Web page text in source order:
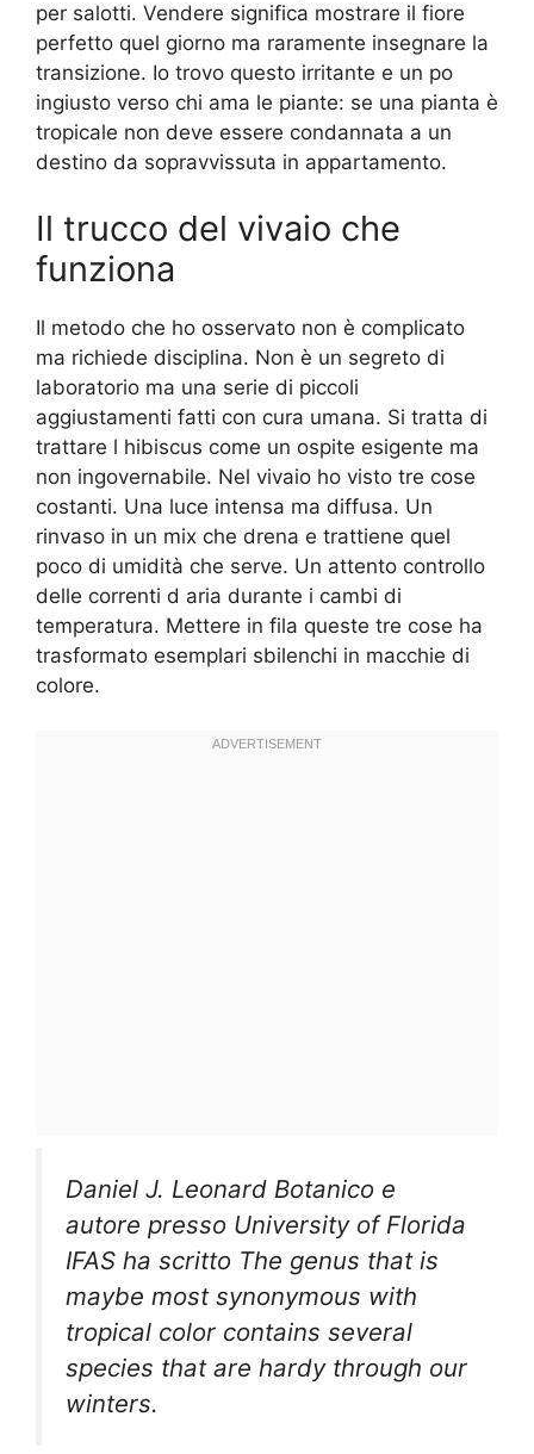
per salotti. Vendere significa mostrare il fiore
perfetto quel giorno ma raramente insegnare la
transizione. Io trovo questo irritante e un po
ingiusto verso chi ama le piante: se una pianta è
tropicale non deve essere condannata a un
destino da sopravvissuta in appartamento.
Il trucco del vivaio che
funziona
Il metodo che ho osservato non è complicato
ma richiede disciplina. Non è un segreto di
laboratorio ma una serie di piccoli
aggiustamenti fatti con cura umana. Si tratta di
trattare l hibiscus come un ospite esigente ma
non ingovernabile. Nel vivaio ho visto tre cose
costanti. Una luce intensa ma diffusa. Un
rinvaso in un mix che drena e trattiene quel
poco di umidità che serve. Un attento controllo
delle correnti d aria durante i cambi di
temperatura. Mettere in fila queste tre cose ha
trasformato esemplari sbilenchi in macchie di
colore.
Daniel J. Leonard Botanico e
autore presso University of Florida
IFAS ha scritto The genus that is
maybe most synonymous with
tropical color contains several
species that are hardy through our
winters.